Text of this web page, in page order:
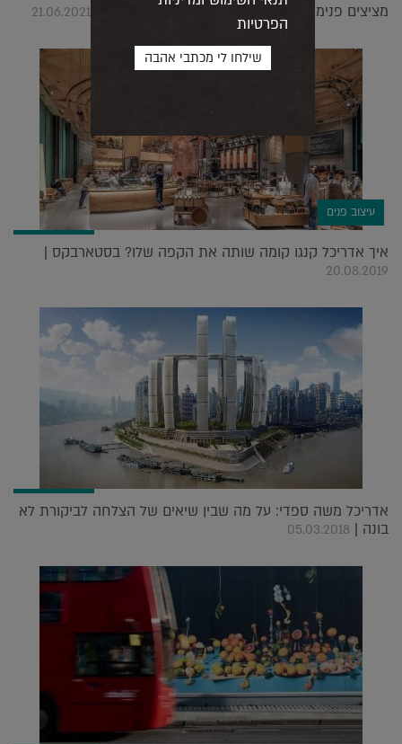
מציצים פנימה: ריזק פרח בוחר 10 חללים אהובים | 21.06.2021
עיצוב פנים
איך אדריכל קנגו קומה שותה את הקפה שלו? בסטארבקס |
20.08.2019
אדריכל משה ספדי: על מה שבין שיאים של הצלחה לביקורת לא
בונה | 05.03.2018
הפרטיות